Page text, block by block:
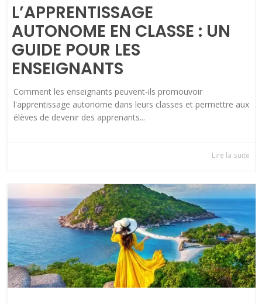
L’APPRENTISSAGE
AUTONOME EN CLASSE : UN
GUIDE POUR LES
ENSEIGNANTS
Comment les enseignants peuvent-ils promouvoir
l'apprentissage autonome dans leurs classes et permettre aux
élèves de devenir des apprenants...
Lire la suite